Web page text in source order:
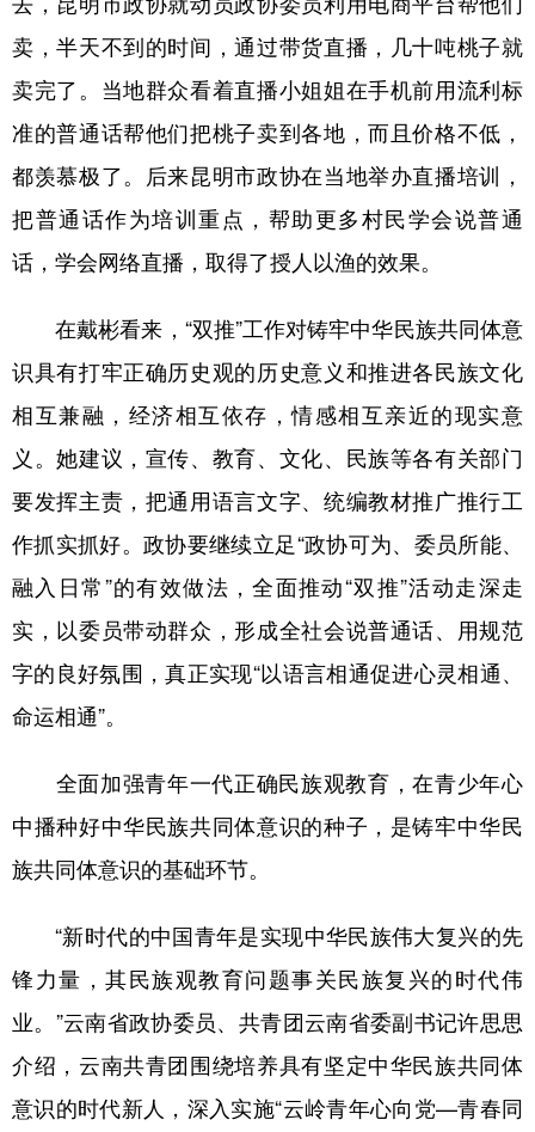
卖，半天不到的时间，通过带货直播，几十吨桃子就
卖完了。当地群众看着直播小姐姐在手机前用流利标
准的普通话帮他们把桃子卖到各地，而且价格不低，
都羡慕极了。后来昆明市政协在当地举办直播培训，
把普通话作为培训重点，帮助更多村民学会说普通
话，学会网络直播，取得了授人以渔的效果。
在戴彬看来，“双推”工作对铸牢中华民族共同体意
识具有打牢正确历史观的历史意义和推进各民族文化
相互兼融，经济相互依存，情感相互亲近的现实意
义。她建议，宣传、教育、文化、民族等各有关部门
要发挥主责，把通用语言文字、统编教材推广推行工
作抓实抓好。政协要继续立足“政协可为、委员所能、
融入日常”的有效做法，全面推动“双推”活动走深走
实，以委员带动群众，形成全社会说普通话、用规范
字的良好氛围，真正实现“以语言相通促进心灵相通、
命运相通”。
全面加强青年一代正确民族观教育，在青少年心
中播种好中华民族共同体意识的种子，是铸牢中华民
族共同体意识的基础环节。
“新时代的中国青年是实现中华民族伟大复兴的先
锋力量，其民族观教育问题事关民族复兴的时代伟
业。”云南省政协委员、共青团云南省委副书记许思思
介绍，云南共青团围绕培养具有坚定中华民族共同体
意识的时代新人，深入实施“云岭青年心向党—青春同